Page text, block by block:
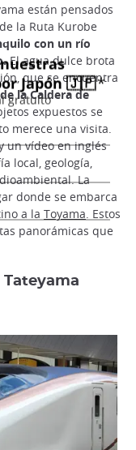
están pensados
la Ruta Kurobe
con un río
El agua dulce brota
que se encuentra
la Caldera de
expuestos se
merece una visita.
un vídeo en inglés
local, geología,
La
donde se embarca
a la Toyama . Estos
panorámicas que